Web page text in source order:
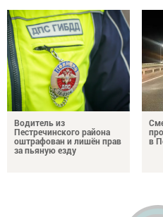
Водитель из
Пестречинского района
оштрафован и лишён прав
за пьяную езду
в